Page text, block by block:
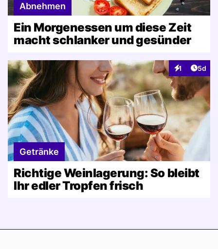
Abnehmen
Ein Morgenessen um diese Zeit
macht schlanker und gesünder
1
Interaktionen
5d
Getränke
Richtige Weinlagerung: So bleibt
Ihr edler Tropfen frisch